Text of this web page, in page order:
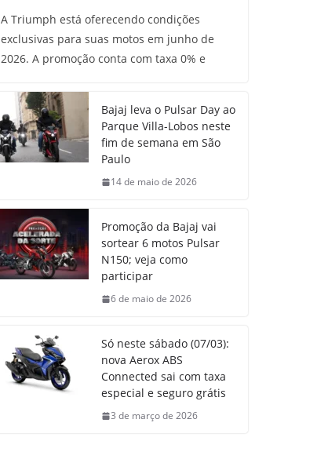
A Triumph está oferecendo condições
exclusivas para suas motos em junho de
2026. A promoção conta com taxa 0% e
Bajaj leva o Pulsar Day ao
Parque Villa-Lobos neste
fim de semana em São
Paulo
14 de maio de 2026
Promoção da Bajaj vai
sortear 6 motos Pulsar
N150; veja como
participar
6 de maio de 2026
Só neste sábado (07/03):
nova Aerox ABS
Connected sai com taxa
especial e seguro grátis
3 de março de 2026